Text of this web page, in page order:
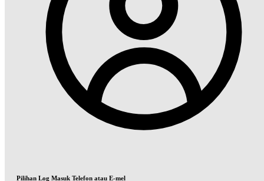
Pilihan Log Masuk Telefon atau E-mel